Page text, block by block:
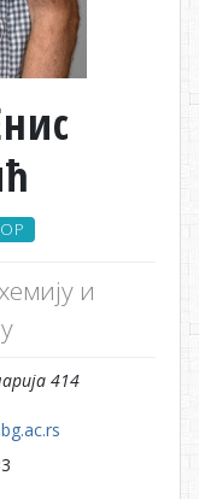
и
414